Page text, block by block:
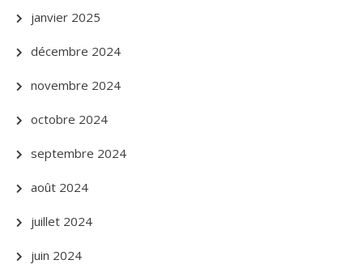
janvier 2025
décembre 2024
novembre 2024
octobre 2024
septembre 2024
août 2024
juillet 2024
juin 2024